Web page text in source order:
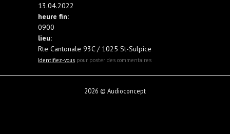
13.04.2022
heure fin:
0900
lieu:
Rte Cantonale 93C / 1025 St-Sulpice
Identifiez-vous pour poster des commentaires
2026 © Audioconcept